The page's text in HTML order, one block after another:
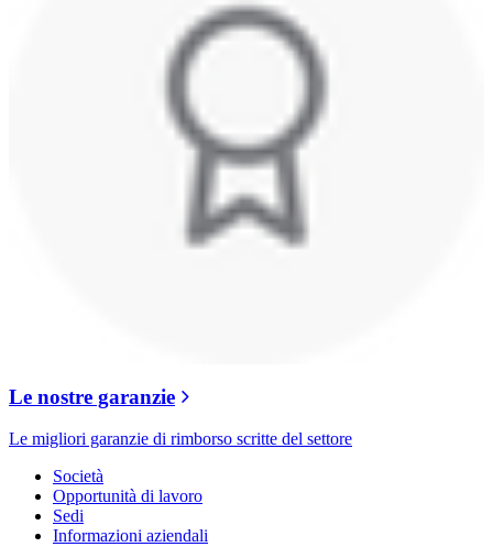
Le nostre garanzie
Le migliori garanzie di rimborso scritte del settore
Società
Opportunità di lavoro
Sedi
Informazioni aziendali